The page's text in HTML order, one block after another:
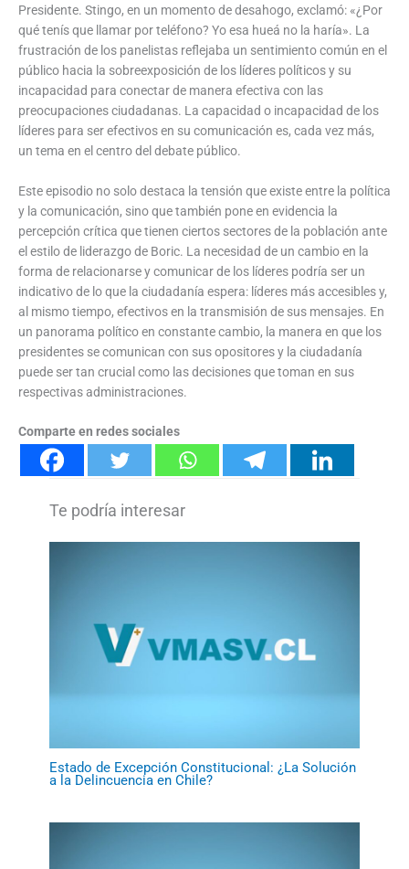
Presidente. Stingo, en un momento de desahogo, exclamó: «¿Por
qué tenís que llamar por teléfono? Yo esa hueá no la haría». La
frustración de los panelistas reflejaba un sentimiento común en el
público hacia la sobreexposición de los líderes políticos y su
incapacidad para conectar de manera efectiva con las
preocupaciones ciudadanas. La capacidad o incapacidad de los
líderes para ser efectivos en su comunicación es, cada vez más,
un tema en el centro del debate público.
Este episodio no solo destaca la tensión que existe entre la política
y la comunicación, sino que también pone en evidencia la
percepción crítica que tienen ciertos sectores de la población ante
el estilo de liderazgo de Boric. La necesidad de un cambio en la
forma de relacionarse y comunicar de los líderes podría ser un
indicativo de lo que la ciudadanía espera: líderes más accesibles y,
al mismo tiempo, efectivos en la transmisión de sus mensajes. En
un panorama político en constante cambio, la manera en que los
presidentes se comunican con sus opositores y la ciudadanía
puede ser tan crucial como las decisiones que toman en sus
respectivas administraciones.
Comparte en redes sociales
Estado de Excepción Constitucional: ¿La Solución
a la Delincuencia en Chile?